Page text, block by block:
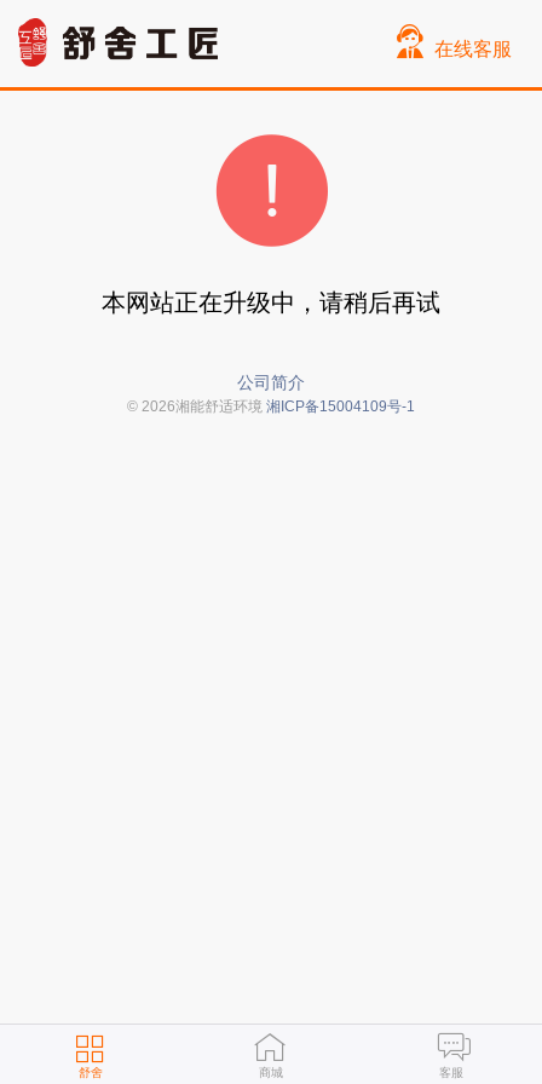
舒舍 商城 客服
在线客服
本网站正在升级中，请稍后再试
公司简介
© 2026湘能舒适环境 湘ICP备15004109号-1